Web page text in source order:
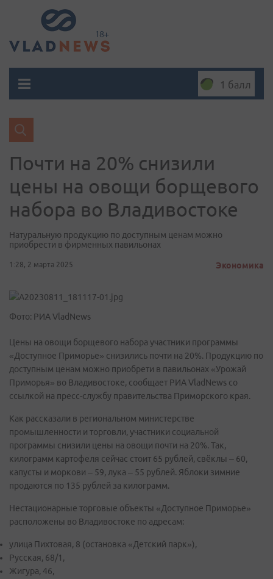
1 балл
Почти на 20% снизили
цены на овощи борщевого
набора во Владивостоке
Натуральную продукцию по доступным ценам можно
приобрести в фирменных павильонах
1:28, 2 марта 2025 Экономика
Фото: РИА VladNews
Цены на овощи борщевого набора участники программы
«Доступное Приморье» снизились почти на 20%. Продукцию по
доступным ценам можно приобрети в павильонах «Урожай
Приморья» во Владивостоке, сообщает РИА VladNews со
ссылкой на пресс-службу правительства Приморского края.
Как рассказали в региональном министерстве
промышленности и торговли, участники социальной
программы снизили цены на овощи почти на 20%. Так,
килограмм картофеля сейчас стоит 65 рублей, свёклы – 60,
капусты и моркови – 59, лука – 55 рублей. Яблоки зимние
продаются по 135 рублей за килограмм.
Нестационарные торговые объекты «Доступное Приморье»
расположены во Владивостоке по адресам:
улица Пихтовая, 8 (остановка «Детский парк»),
Русская, 68/1,
Жигура, 46,